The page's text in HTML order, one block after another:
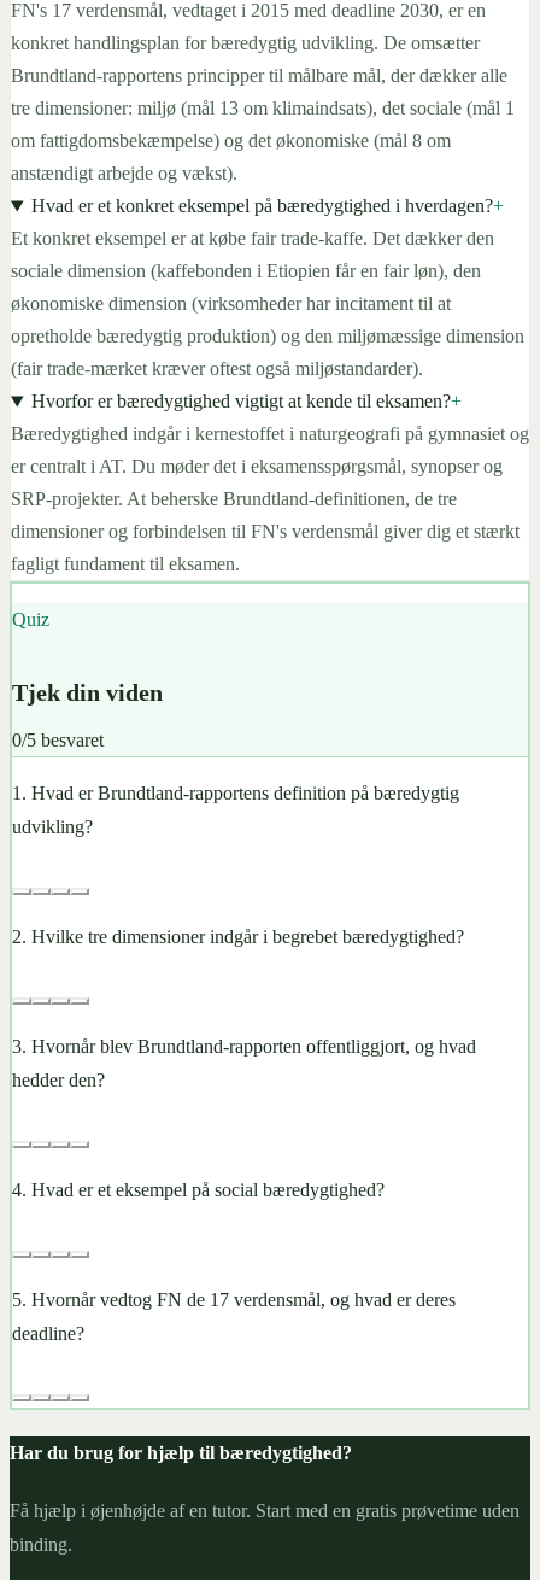
FN's 17 verdensmål, vedtaget i 2015 med deadline 2030, er en
konkret handlingsplan for bæredygtig udvikling. De omsætter
Brundtland-rapportens principper til målbare mål, der dækker alle
tre dimensioner: miljø (mål 13 om klimaindsats), det sociale (mål 1
om fattigdomsbekæmpelse) og det økonomiske (mål 8 om
anstændigt arbejde og vækst).
Hvad er et konkret eksempel på bæredygtighed i hverdagen?+
Et konkret eksempel er at købe fair trade-kaffe. Det dækker den
sociale dimension (kaffebonden i Etiopien får en fair løn), den
økonomiske dimension (virksomheder har incitament til at
opretholde bæredygtig produktion) og den miljømæssige dimension
(fair trade-mærket kræver oftest også miljøstandarder).
Hvorfor er bæredygtighed vigtigt at kende til eksamen?+
Bæredygtighed indgår i kernestoffet i naturgeografi på gymnasiet og
er centralt i AT. Du møder det i eksamensspørgsmål, synopser og
SRP-projekter. At beherske Brundtland-definitionen, de tre
dimensioner og forbindelsen til FN's verdensmål giver dig et stærkt
fagligt fundament til eksamen.
Quiz
Tjek din viden
0/5 besvaret
1 . Hvad er Brundtland-rapportens definition på bæredygtig
udvikling?
2. Hvilke tre dimensioner indgår i begrebet bæredygtighed?
3. Hvornår blev Brundtland-rapporten offentliggjort, og hvad
hedder den?
4. Hvad er et eksempel på social bæredygtighed?
5. Hvornår vedtog FN de 17 verdensmål, og hvad er deres
deadline?
Har du brug for hjælp til bæredygtighed?
Få hjælp i øjenhøjde af en tutor. Start med en gratis prøvetime uden
binding.